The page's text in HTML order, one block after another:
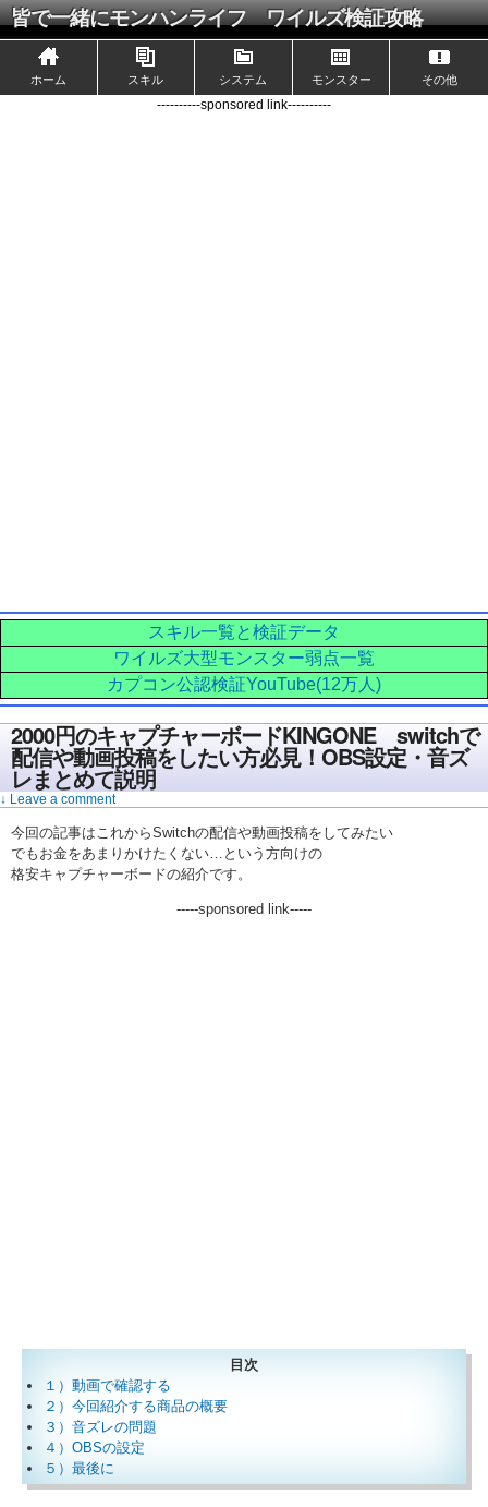
皆で一緒にモンハンライフ ワイルズ検証攻略
ホーム スキル システム モンスター その他
----------sponsored link----------
スキル一覧と検証データ
ワイルズ大型モンスター弱点一覧
カプコン公認検証YouTube(12万人)
2000円のキャプチャーボードKINGONE switchで
配信や動画投稿をしたい方必見！OBS設定・音ズ
レまとめて説明
↓ Leave a comment
今回の記事はこれからSwitchの配信や動画投稿をしてみたい
でもお金をあまりかけたくない…という方向けの
格安キャプチャーボードの紹介です。
-----sponsored link-----
目次
１）動画で確認する
２）今回紹介する商品の概要
３）音ズレの問題
４）OBSの設定
５）最後に